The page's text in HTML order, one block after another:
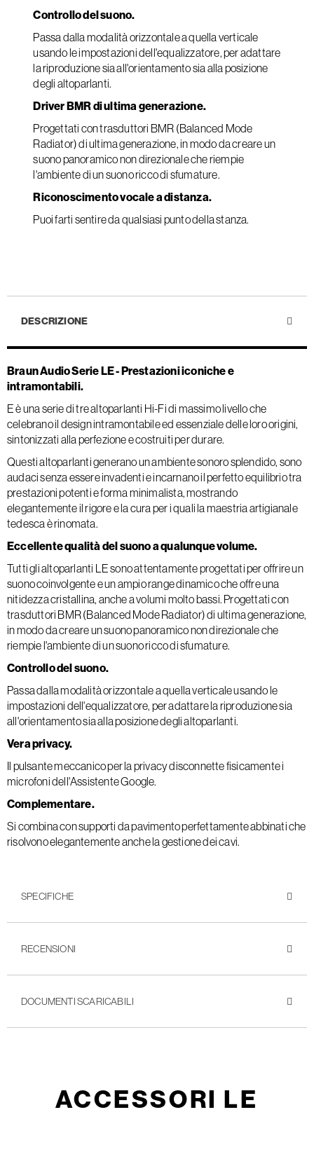
Controllo del suono.
Passa dalla modalità orizzontale a quella verticale
usando le impostazioni dell'equalizzatore, per adattare
la riproduzione sia all'orientamento sia alla posizione
degli altoparlanti.
Driver BMR di ultima generazione.
Progettati con trasduttori BMR (Balanced Mode
Radiator) di ultima generazione, in modo da creare un
suono panoramico non direzionale che riempie
l'ambiente di un suono ricco di sfumature.
Riconoscimento vocale a distanza.
Puoi farti sentire da qualsiasi punto della stanza.
DESCRIZIONE
Braun Audio Serie LE - Prestazioni iconiche e
intramontabili.
E è una serie di tre altoparlanti Hi-Fi di massimo livello che
celebrano il design intramontabile ed essenziale delle loro origini,
sintonizzati alla perfezione e costruiti per durare.
Questi altoparlanti generano un ambiente sonoro splendido, sono
audaci senza essere invadenti e incarnano il perfetto equilibrio tra
prestazioni potenti e forma minimalista, mostrando
elegantemente il rigore e la cura per i quali la maestria artigianale
tedesca è rinomata.
Eccellente qualità del suono a qualunque volume.
Tutti gli altoparlanti LE sono attentamente progettati per offrire un
suono coinvolgente e un ampio range dinamico che offre una
nitidezza cristallina, anche a volumi molto bassi. Progettati con
trasduttori BMR (Balanced Mode Radiator) di ultima generazione,
in modo da creare un suono panoramico non direzionale che
riempie l'ambiente di un suono ricco di sfumature.
Controllo del suono.
Passa dalla modalità orizzontale a quella verticale usando le
impostazioni dell'equalizzatore, per adattare la riproduzione sia
all'orientamento sia alla posizione degli altoparlanti.
Vera privacy.
Il pulsante meccanico per la privacy disconnette fisicamente i
microfoni dell'Assistente Google.
Complementare.
Si combina con supporti da pavimento perfettamente abbinati che
risolvono elegantemente anche la gestione dei cavi.
SPECIFICHE
RECENSIONI
DOCUMENTI SCARICABILI
ACCESSORI LE